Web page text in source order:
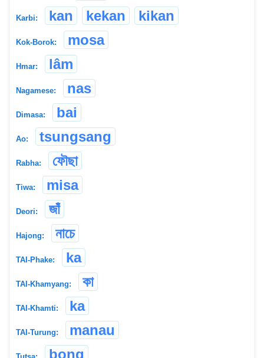
Karbi: kan kekan kikan
Kok-Borok: mosa
Hmar: lâm
Nagamese: nas
Dimasa: bai
Ao: tsungsang
Rabha: ফৌছা
Tiwa: misa
Deori: জাঁ
Hajong: নাচে
TAI-Phake: ka
TAI-Khamyang: কা
TAI-Khamti: ka
TAI-Turung: manau
bong